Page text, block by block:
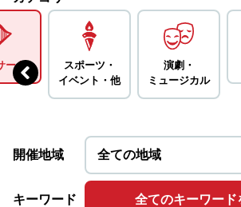
ート
スポーツ・
イベント・ 他
演劇・
ミュージカル
開催地域
キーワード 全てのキーワード